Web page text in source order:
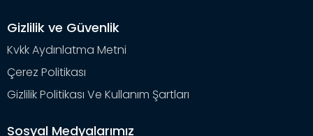
Gizlilik ve Güvenlik
Kvkk Aydınlatma Metni
Çerez Politikası
Gizlilik Politikası Ve Kullanım Şartları
Sosyal Medyalarımız